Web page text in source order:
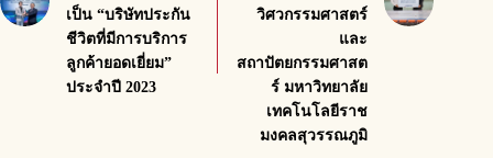
เป็น “บริษัทประกัน
ชีวิตที่มีการบริการ
ลูกค้ายอดเยี่ยม”
ประจำปี 2023
วิศวกรรมศาสตร์
และ
สถาปัตยกรรมศาสต
ร์ มหาวิทยาลัย
เทคโนโลยีราช
มงคลสุวรรณภูมิ